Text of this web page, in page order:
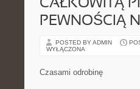
CAŁKOWITĄ
PEWNOŚCIĄ
POSTED BY ADMIN
WYŁĄCZONA
Czasami odrobinę